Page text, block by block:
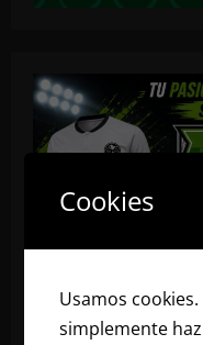
Cookies
Usamos
simplemente